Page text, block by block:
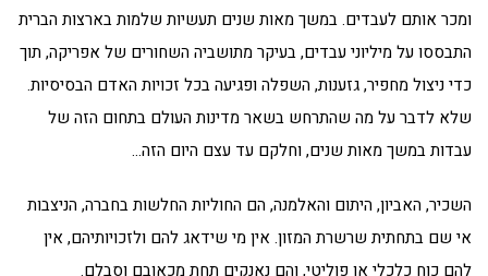
ומכר אותם לעבדים. במשך מאות שנים תעשיות שלמות בארצות הברית
התבססו על מיליוני עבדים, בעיקר מתושביה השחורים של אפריקה, תוך
כדי ניצול מחפיר, גזענות, השפלה ופגיעה בכל זכויות האדם הבסיסיות.
שלא לדבר על מה שהתרחש בשאר מדינות העולם בתחום הזה של
עבדות במשך מאות שנים, וחלקם עד עצם היום הזה…
השכיר, האביון, היתום והאלמנה, הם החוליות החלשות בחברה, הניצבות
אי שם בתחתית שרשרת המזון. אין מי שידאג להם ולזכויותיהם, אין
להם כוח כלכלי או פוליטי, והם נאנקים תחת מכאובם וסבלם.